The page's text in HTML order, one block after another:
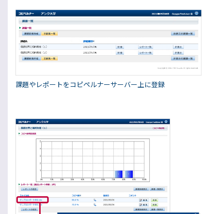
課題やレポートをコピペルナーサーバー上に登録